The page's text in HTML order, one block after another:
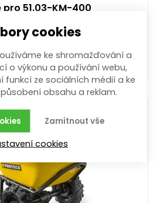
pro 51.03-KM-400
více než 20 ks
Kč / kss DPH
Koupit
cookies
ke shromažďování a
o výkonu a používání webu,
funkcí ze sociálních médií a ke
obsahu a reklam.
Zamítnout vše
cookies